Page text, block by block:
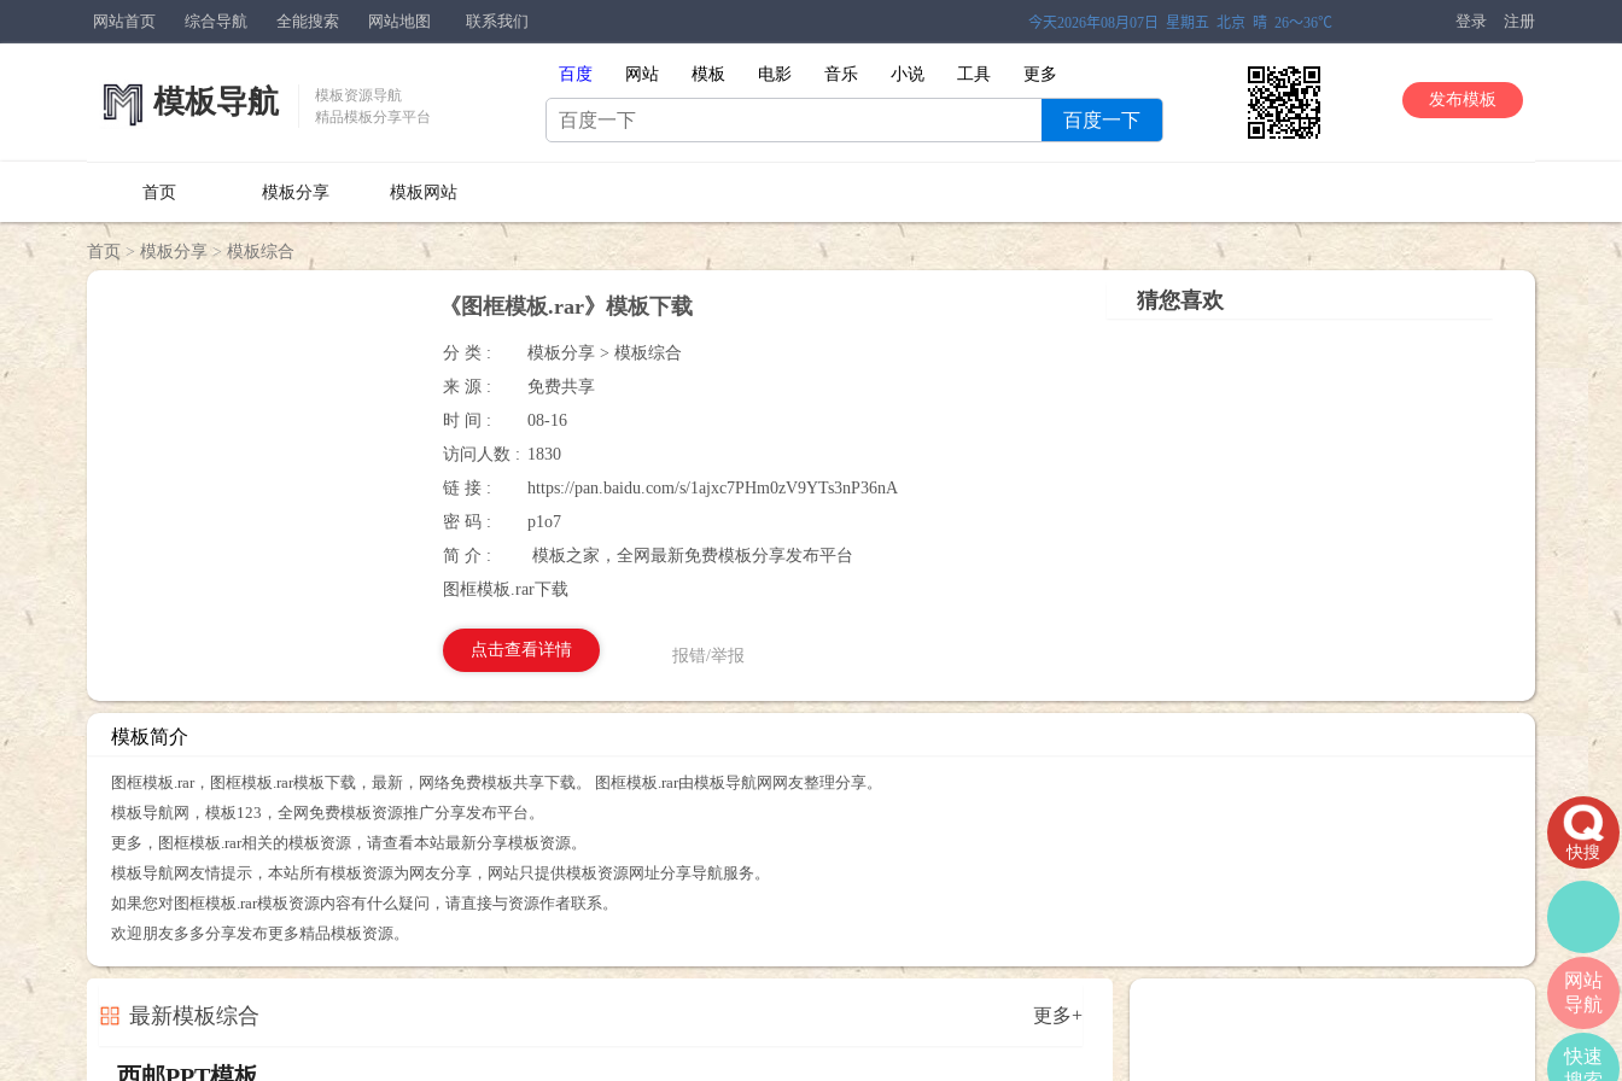
网站首页 综合导航 全能搜索 网站地图 联系我们 登录 注册
模板导航
模板资源导航
精品模板分享平台
百度 网站 模板 电影 音乐 小说 工具 更多
百度一下
发布模板
首页 模板分享 模板网站
首页 > 模板分享 > 模板综合
《图框模板.rar》模板下载
分 类 :
模板分享 > 模板综合
来 源 :
免费共享
时 间 :
08-16
访问人数 : 1830
链 接 :
https://pan.baidu.com/s/1ajxc7PHm0zV9YTs3nP36nA
密 码 :
p1o7
简 介 :
模板之家，全网最新免费模板分享发布平台
图框模板.rar下载
点击查看详情 报错/举报
猜您喜欢
模板简介
图框模板.rar，图框模板.rar模板下载，最新，网络免费模板共享下载。 图框模板.rar由模板导航网网友整理分享。
模板导航网，模板123，全网免费模板资源推广分享发布平台。
更多，图框模板.rar相关的模板资源，请查看本站最新分享模板资源。
模板导航网友情提示，本站所有模板资源为网友分享，网站只提供模板资源网址分享导航服务。
如果您对图框模板.rar模板资源内容有什么疑问，请直接与资源作者联系。
欢迎朋友多多分享发布更多精品模板资源。
最新模板综合 更多+
快搜
网站
导航
快速